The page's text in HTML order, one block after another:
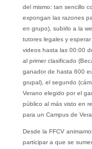
del mismo: tan sencillo
expongan las razones
en grupo), subirlo a la
tutores legales y
videos hasta las 00:00
al primer clasificado
ganador de hasta 600
grupal), el segundo
Verano elegido por el
público al más visto en
para un Campus de
Desde la FFCV
participar a que se